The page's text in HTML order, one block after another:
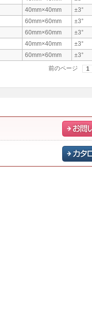
40mm×40mm ±3°
60mm×60mm ±3°
60mm×60mm ±3°
40mm×40mm ±3°
60mm×60mm ±3°
前のページ 1